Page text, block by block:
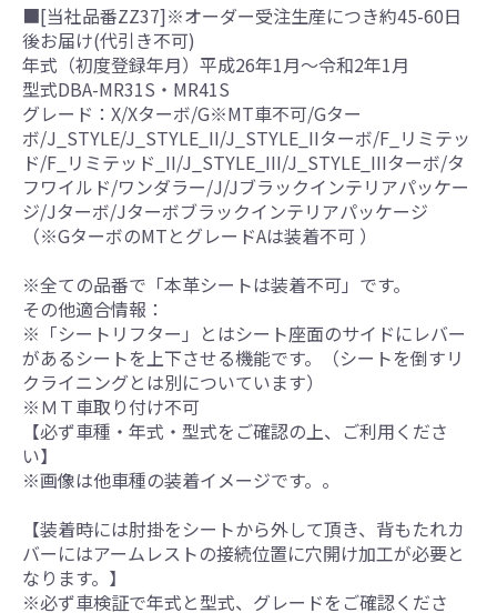
■[当社品番ZZ37]※オーダー受注生産につき約45-60日
後お届け(代引き不可)
年式（初度登録年月）平成26年1月～令和2年1月
型式DBA-MR31S・MR41S
グレード：X/Xターボ/G※MT車不可/Gター
ボ/J_STYLE/J_STYLE_II/J_STYLE_IIターボ/F_リミテッ
ド/F_リミテッド_II/J_STYLE_III/J_STYLE_IIIターボ/タ
フワイルド/ワンダラー/J/Jブラックインテリアパッケー
ジ/Jターボ/Jターボブラックインテリアパッケージ
（※GターボのMTとグレードAは装着不可 ）
※全ての品番で「本革シートは装着不可」です。
その他適合情報：
※「シートリフター」とはシート座面のサイドにレバー
があるシートを上下させる機能です。（シートを倒すリ
クライニングとは別についています）
※ＭＴ車取り付け不可
【必ず車種・年式・型式をご確認の上、ご利用くださ
い】
※画像は他車種の装着イメージです。。
【装着時には肘掛をシートから外して頂き、背もたれカ
バーにはアームレストの接続位置に穴開け加工が必要と
なります。】
※必ず車検証で年式と型式、グレードをご確認くださ